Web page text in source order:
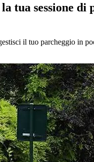
tua sessione di
il tuo parcheggio in